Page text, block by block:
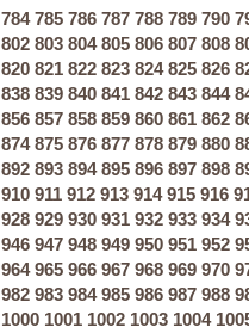
784 785 786 787 788 789 790
802 803 804 805 806 807 808
820 821 822 823 824 825 826
838 839 840 841 842 843 844
856 857 858 859 860 861 862
874 875 876 877 878 879 880
892 893 894 895 896 897 898
910 911 912 913 914 915 916
928 929 930 931 932 933 934
946 947 948 949 950 951 952
964 965 966 967 968 969 970
982 983 984 985 986 987 988
1000 1001 1002 1003 1004